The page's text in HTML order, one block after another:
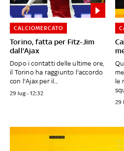
Torino, fatta per Fitz-Jim
dall'Ajax
CALCIOMERCATO
Dopo i contatti delle ultime ore,
il Torino ha raggiunto l'accordo
con l'Ajax per il...
29 lug - 12:32
le
29